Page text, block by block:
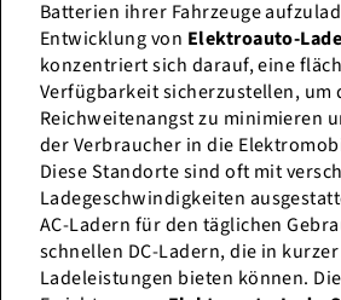
Batterien ihrer Fahrzeuge
Entwicklung von Elektroauto-
konzentriert sich darauf, eine
Verfügbarkeit sicherzustellen, um
Reichweitenangst zu minimieren
der Verbraucher in die
Diese Standorte sind oft mit
Ladegeschwindigkeiten
AC-Ladern für den täglichen
schnellen DC-Ladern, die in
Ladeleistungen bieten können.